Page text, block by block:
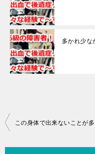
多かれ少な
投